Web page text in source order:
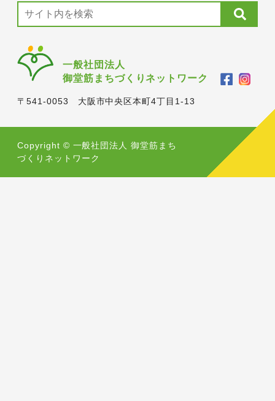
一般社団法人
御堂筋まちづくりネットワーク
〒541-0053 大阪市中央区本町4丁目1-13
Copyright © 一般社団法人 御堂筋まち
づくりネットワーク